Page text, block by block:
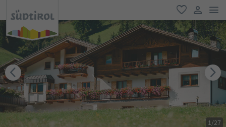
favoriti
user link
1/27